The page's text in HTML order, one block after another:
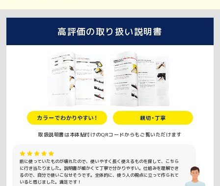
高評価の取り扱い説明書
取扱説明書は本体貼付けのQRコードからもご覧いただけます
前に使っていたものが壊れたので、使いやすく長く使えるものを探して、こちら
に行き当たりました。説明書が細かくて丁寧で分かりやすい。仕組みを理解でき
るので、自分で使いこなせそうです。全体的に、使う人の視点に立って作られて
いると感じました。満足です！